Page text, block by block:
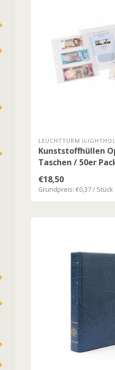
LEUCHTTURM
Kunststoffhüllen
Taschen / 50er
€18,50
Grundpreis: €0,37 / Stück